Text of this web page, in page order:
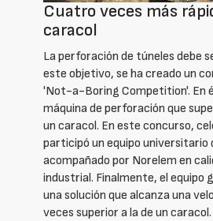
Cuatro veces más
caracol
La perforación de túneles debe
este objetivo, se ha creado un
'Not-a-Boring Competition'. En
máquina de perforación que
un caracol. En este concurso,
participó un equipo universitario
acompañado por Norelem en
industrial. Finalmente, el equipo
una solución que alcanza una
veces superior a la de un caracol.